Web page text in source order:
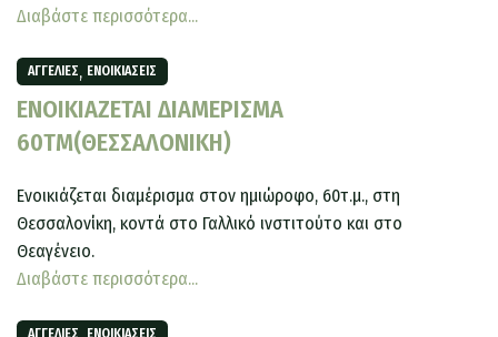
Διαβάστε περισσότερα...
ΑΓΓΕΛΊΕΣ, ΕΝΟΙΚΙΆΣΕΙΣ
ΕΝΟΙΚΙΑΖΕΤΑΙ ΔΙΑΜΕΡΙΣΜΑ
60ΤΜ(ΘΕΣΣΑΛΟΝΙΚΗ)
Ενοικιάζεται διαμέρισμα στον ημιώροφο, 60τ.μ., στη
Θεσσαλονίκη, κοντά στο Γαλλικό ινστιτούτο και στο
Θεαγένειο.
Διαβάστε περισσότερα...
ΑΓΓΕΛΊΕΣ ΕΝΟΙΚΙΆΣΕΙΣ